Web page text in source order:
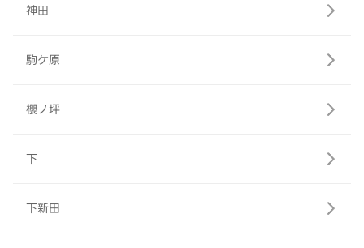
神田
駒ケ原
櫻ノ坪
下
下新田